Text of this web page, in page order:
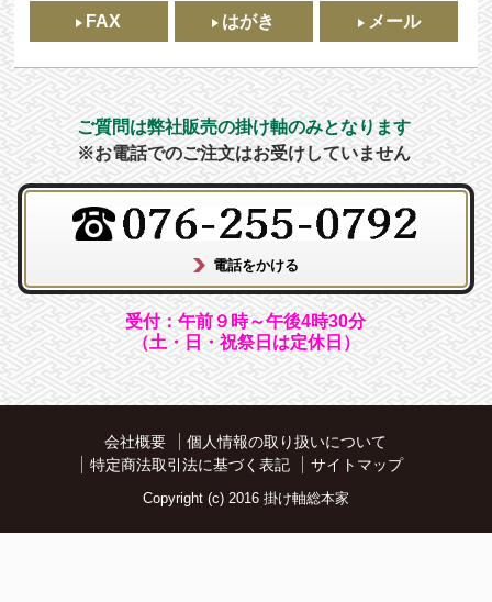
FAX
はがき メール
ご質問は弊社販売の掛け軸のみとなります
※お電話でのご注文はお受けしていません
受付：午前９時～午後4時30分
（土・日・祝祭日は定休日）
会社概要
個人情報の取り扱いについて
特定商法取引法に基づく表記
サイトマップ
Copyright (c) 2016 掛け軸総本家